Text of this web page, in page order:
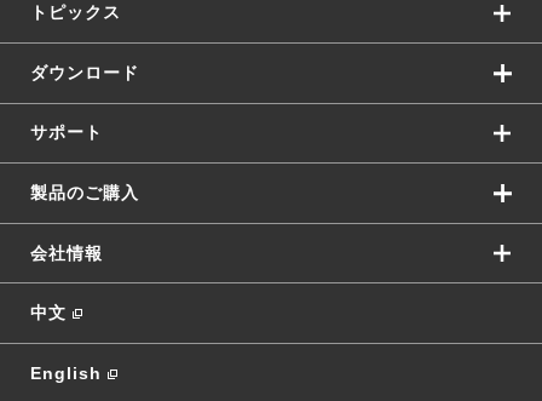
トピックス
ダウンロード
サポート
製品のご購入
会社情報
中文
English